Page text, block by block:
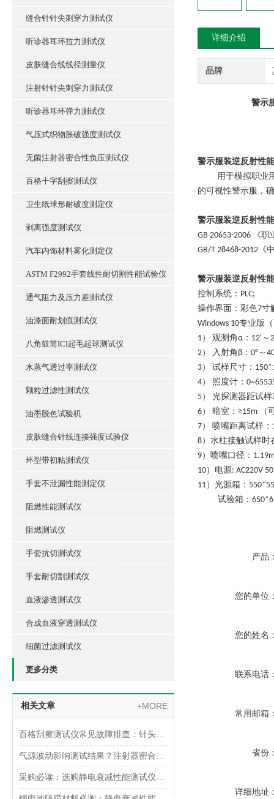
缝合针针尖刺穿力测试仪
听诊器耳环拉力测试仪
皮肤缝合线线径测量仪
注射针针尖刺穿力测试仪
听诊器耳环弹力测试仪
气压式织物胀破强度测试仪
无菌注射器密合性负压测试仪
百格十字刮擦测试仪
卫生纸球形耐破度测定仪
剥离强度测试仪
汽车内饰材料雾化测定仪
ASTM F2992手套线性耐切割性能试验仪
通气阻力及压力差测试仪
油漆面耐划痕测试仪
八角鼓筒ICI起毛起球测试仪
水蒸气透过率测试仪
颗粒过滤性测试仪
油墨脱色试验机
皮肤缝合针线连接强度试验仪
环型带初粘测试仪
手套不泄漏性能测定仪
阻燃性能测试仪
阻燃测试仪
手套抗切测试仪
手套耐切割测试仪
血液渗透测试仪
合成血液穿透测试仪
细菌过滤测试仪
更多分类
相关文章 +MORE
百格刮擦测试仪常见故障排查：针头磨损与运动轨迹偏移
气源波动影响测试结果？注射器密合性正压测试仪的稳压设计分析
采购必读：选购静电衰减性能测试仪的5个核心参数与避坑指南
详细介绍
品牌
警示
警示服装逆反射性
用于模拟职业
的可视性警示服，
警示服装逆反射性
GB 20653-2006 《
GB/T 28468-2012
警示服装逆反射性
控制系统：PLC;
操作界面：彩色7寸
Windows 10专业版
1） 观测角α：12′～
2） 入射角β：0°～
3） 试样尺寸：
4） 照度计：
5） 光探测器距试样
6） 暗室：≥15m （
7） 喷嘴距离试样：
8）水柱接触试样时
9）喷嘴口径：
10）电源: AC220V
11）光源箱：
试验箱：
产品
您的单位
您的姓名
联系电话
常用邮箱
省份
详细地址